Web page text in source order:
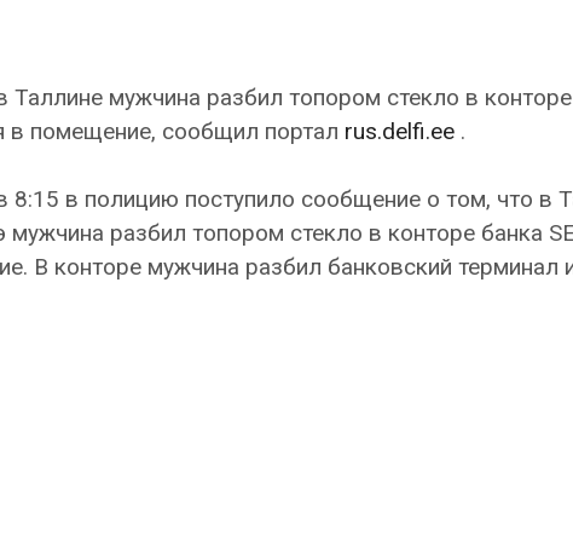
000
евро
Таллине мужчина разбил топором стекло в конторе
в помещение, сообщил портал rus.delfi.ee.
8:15 в полицию поступило сообщение о том, что в
мужчина разбил топором стекло в конторе банка
В конторе мужчина разбил банковский терминал